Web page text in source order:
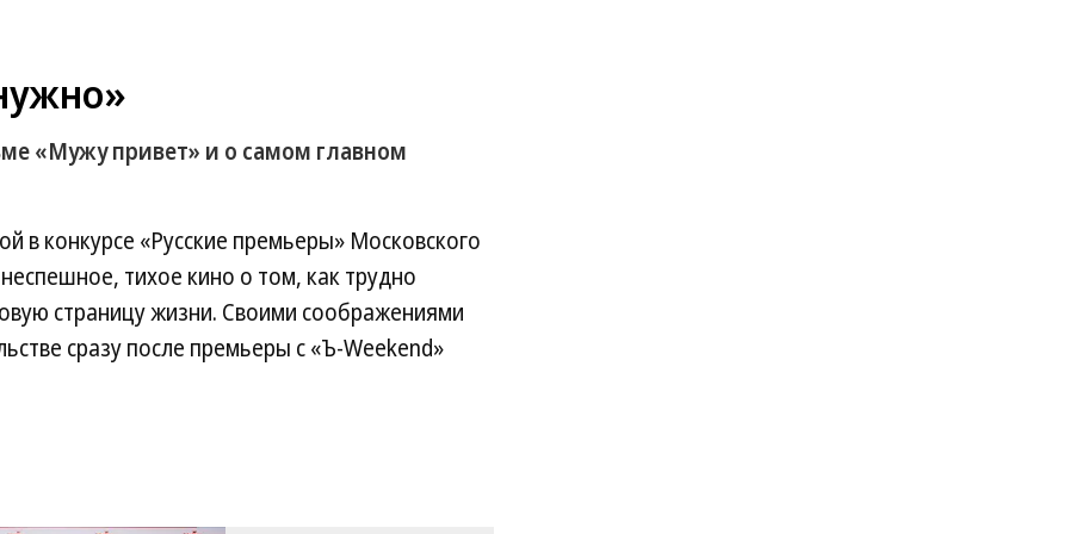
«Мужу привет» и о самом главном
в конкурсе «Русские премьеры» Московского
тихое кино о том, как трудно
страницу жизни. Своими соображениями
сразу после премьеры с «Ъ-Weekend»